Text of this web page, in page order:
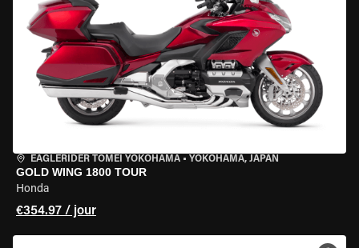
EAGLERIDER TOMEI YOKOHAMA • YOKOHAMA, JAPAN
GOLD WING 1800 TOUR
Honda
€354.97 / jour